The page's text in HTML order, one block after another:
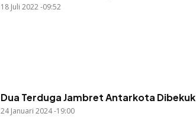
18 Juli 2022 -09:52
Dua Terduga Jambret Antarkota Dibekuk
24 Januari 2024 -19:00